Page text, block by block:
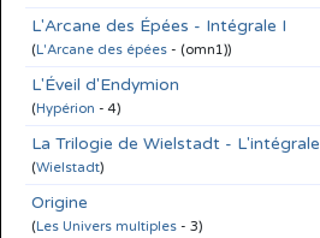
L'Arcane des Épées - Intégrale I
(L'Arcane des épées - (omn1))
L'Éveil d'Endymion
(Hypérion - 4)
La Trilogie de Wielstadt - L'intégrale
(Wielstadt)
Origine
(Les Univers multiples - 3)